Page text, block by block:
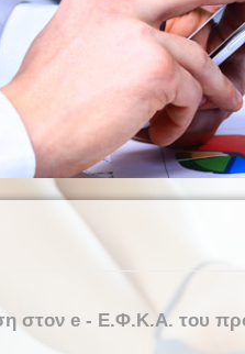
στον e - Ε.Φ.Κ.Α. του